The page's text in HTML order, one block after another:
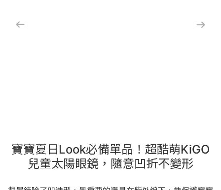
寶寶夏日Look必備單品！超酷萌KiGO
兒童太陽眼鏡，隨意凹折不變形